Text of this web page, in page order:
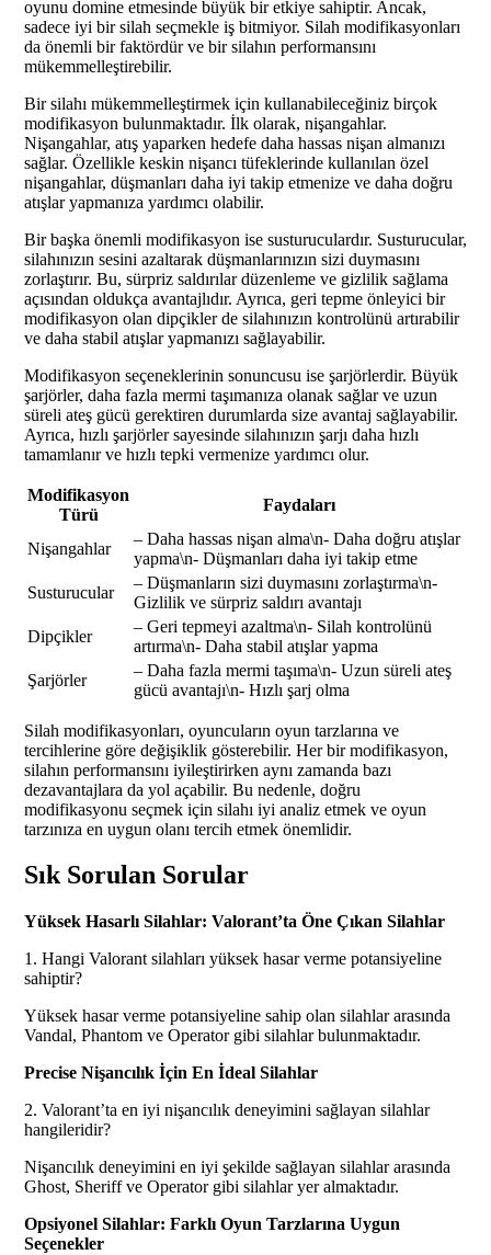
oyunu domine etmesinde büyük bir etkiye sahiptir. Ancak,
sadece iyi bir silah seçmekle iş bitmiyor. Silah modifikasyonları
da önemli bir faktördür ve bir silahın performansını
mükemmelleştirebilir.
Bir silahı mükemmelleştirmek için kullanabileceğiniz birçok
modifikasyon bulunmaktadır. İlk olarak, nişangahlar.
Nişangahlar, atış yaparken hedefe daha hassas nişan almanızı
sağlar. Özellikle keskin nişancı tüfeklerinde kullanılan özel
nişangahlar, düşmanları daha iyi takip etmenize ve daha doğru
atışlar yapmanıza yardımcı olabilir.
Bir başka önemli modifikasyon ise susturuculardır. Susturucular,
silahınızın sesini azaltarak düşmanlarınızın sizi duymasını
zorlaştırır. Bu, sürpriz saldırılar düzenleme ve gizlilik sağlama
açısından oldukça avantajlıdır. Ayrıca, geri tepme önleyici bir
modifikasyon olan dipçikler de silahınızın kontrolünü artırabilir
ve daha stabil atışlar yapmanızı sağlayabilir.
Modifikasyon seçeneklerinin sonuncusu ise şarjörlerdir. Büyük
şarjörler, daha fazla mermi taşımanıza olanak sağlar ve uzun
süreli ateş gücü gerektiren durumlarda size avantaj sağlayabilir.
Ayrıca, hızlı şarjörler sayesinde silahınızın şarjı daha hızlı
tamamlanır ve hızlı tepki vermenize yardımcı olur.
Modifikasyon
Türü
Faydaları
Nişangahlar
– Daha hassas nişan alma\n- Daha doğru atışlar
yapma\n- Düşmanları daha iyi takip etme
Susturucular
– Düşmanların sizi duymasını zorlaştırma\n-
Gizlilik ve sürpriz saldırı avantajı
Dipçikler
– Geri tepmeyi azaltma\n- Silah kontrolünü
artırma\n- Daha stabil atışlar yapma
Şarjörler
– Daha fazla mermi taşıma\n- Uzun süreli ateş
gücü avantajı\n- Hızlı şarj olma
Silah modifikasyonları, oyuncuların oyun tarzlarına ve
tercihlerine göre değişiklik gösterebilir. Her bir modifikasyon,
silahın performansını iyileştirirken aynı zamanda bazı
dezavantajlara da yol açabilir. Bu nedenle, doğru
modifikasyonu seçmek için silahı iyi analiz etmek ve oyun
tarzınıza en uygun olanı tercih etmek önemlidir.
Sık Sorulan Sorular
Yüksek Hasarlı Silahlar: Valorant’ta Öne Çıkan Silahlar
1. Hangi Valorant silahları yüksek hasar verme potansiyeline
sahiptir?
Yüksek hasar verme potansiyeline sahip olan silahlar arasında
Vandal, Phantom ve Operator gibi silahlar bulunmaktadır.
Precise Nişancılık İçin En İdeal Silahlar
2. Valorant’ta en iyi nişancılık deneyimini sağlayan silahlar
hangileridir?
Nişancılık deneyimini en iyi şekilde sağlayan silahlar arasında
Ghost, Sheriff ve Operator gibi silahlar yer almaktadır.
Opsiyonel Silahlar: Farklı Oyun Tarzlarına Uygun
Seçenekler